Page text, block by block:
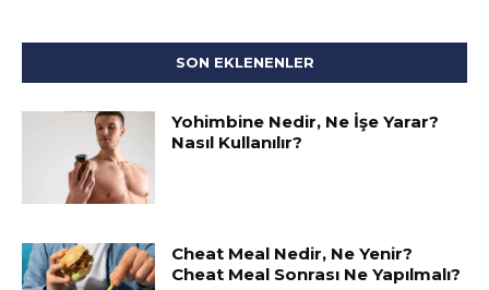
SON EKLENENLER
Yohimbine Nedir, Ne İşe Yarar?
Nasıl Kullanılır?
Cheat Meal Nedir, Ne Yenir?
Cheat Meal Sonrası Ne Yapılmalı?